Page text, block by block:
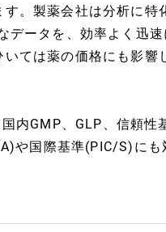
。製薬会社は分析に特
データを、効率よく迅速
ては薬の価格にも影響
内GMP、GLP、信頼性
や国際基準(PIC/S)にも